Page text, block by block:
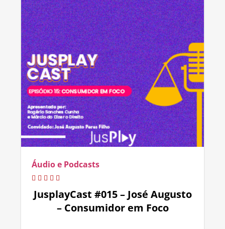
Áudio e Podcasts
JusplayCast #015 – José Augusto
– Consumidor em Foco